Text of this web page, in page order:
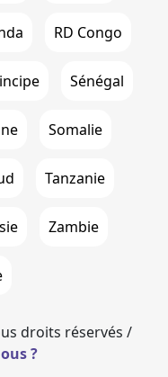
RD Congo
Sénégal
Somalie
Tanzanie
Zambie
droits réservés /
?